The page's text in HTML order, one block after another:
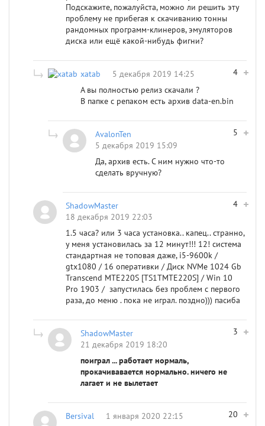
Подскажите, пожалуйста, можно ли решить эту
проблему не прибегая к скачиванию тонны
рандомных программ-клинеров, эмуляторов
диска или ещё какой-нибудь фигни?
4
xatab
5 декабря 2019 14:25
А вы полностью релиз скачали ?
В папке с репаком есть архив data-en.bin
5
AvalonTen
5 декабря 2019 15:09
Да, архив есть. С ним нужно что-то
сделать вручную?
4
ShadowMaster
18 декабря 2019 22:03
1.5 часа? или 3 часа установка.. капец.. странно,
у меня установилась за 12 минут!!! 12! система
стандартная не топовая даже, i5-9600k /
gtx1080 / 16 оперативки / Диск NVMe 1024 Gb
Transcend MTE220S [TS1TMTE220S] / Win 10
Pro 1903 / запустилась без проблем с первого
раза, до меню . пока не играл. поздно))) пасиба
3
ShadowMaster
21 декабря 2019 18:20
поиграл ... работает нормаль,
прокачивавается нормально. ничего не
лагает и не вылетает
20
Bersival
1 января 2020 22:15